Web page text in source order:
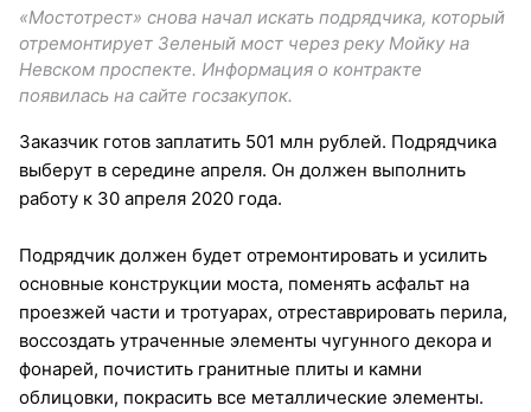
«Мостотрест» снова начал искать подрядчика, который
отремонтирует Зеленый мост через реку Мойку на
Невском проспекте. Информация о контракте
появилась на сайте госзакупок.
Заказчик готов заплатить 501 млн рублей. Подрядчика
выберут в середине апреля. Он должен выполнить
работу к 30 апреля 2020 года.
Подрядчик должен будет отремонтировать и усилить
основные конструкции моста, поменять асфальт на
проезжей части и тротуарах, отреставрировать перила,
воссоздать утраченные элементы чугунного декора и
фонарей, почистить гранитные плиты и камни
облицовки, покрасить все металлические элементы.